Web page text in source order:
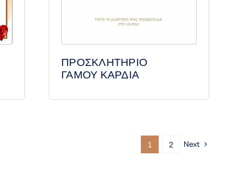
ΠΡΟΣΚΛΗΤΗΡΙΟ
ΓΑΜΟΥ ΚΑΡΔΙΑ
1 2 Next